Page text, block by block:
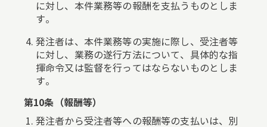
に対し、本件業務等の報酬を支払うものとしま
す。
発注者は、本件業務等の実施に際し、受注者等
に対し、業務の遂行方法について、具体的な指
揮命令又は監督を行ってはならないものとしま
す。
第10条（報酬等）
発注者から受注者等への報酬等の支払いは、別